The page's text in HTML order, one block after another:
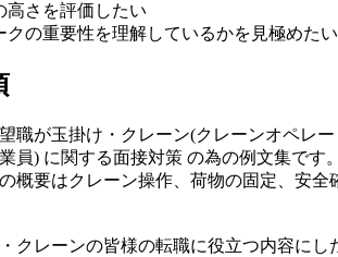
高さを評価したい
クの重要性を理解しているかを見極めたい
職が玉掛け・クレーン(クレーンオペレー
員) に関する面接対策 の為の例文集です
概要はクレーン操作、荷物の固定、安全
クレーンの皆様の転職に役立つ内容にし